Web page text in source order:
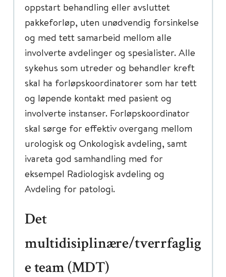
oppstart behandling eller avsluttet
pakkeforløp, uten unødvendig forsinkelse
og med tett samarbeid mellom alle
involverte avdelinger og spesialister. Alle
sykehus som utreder og behandler kreft
skal ha forløpskoordinatorer som har tett
og løpende kontakt med pasient og
involverte instanser. Forløpskoordinator
skal sørge for effektiv overgang mellom
urologisk og Onkologisk avdeling, samt
ivareta god samhandling med for
eksempel Radiologisk avdeling og
Avdeling for patologi.
Det
multidisiplinære/tverrfaglig
e team (MDT)